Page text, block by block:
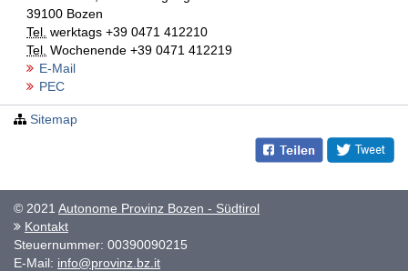
39100 Bozen
Tel. werktags +39 0471 412210
Tel. Wochenende +39 0471 412219
E-Mail
PEC
Sitemap
© 2021 Autonome Provinz Bozen - Südtirol
Kontakt
Steuernummer: 00390090215
E-Mail: info@provinz.bz.it